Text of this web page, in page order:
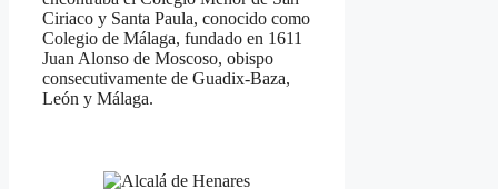
Ciriaco y Santa Paula, conocido como
Colegio de Málaga, fundado en 1611
Juan Alonso de Moscoso, obispo
consecutivamente de Guadix-Baza,
León y Málaga.